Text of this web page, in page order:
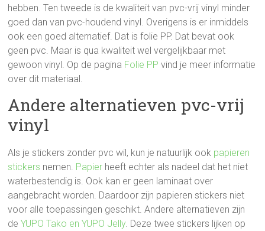
hebben. Ten tweede is de kwaliteit van pvc-vrij vinyl minder
goed dan van pvc-houdend vinyl. Overigens is er inmiddels
ook een goed alternatief. Dat is folie PP. Dat bevat ook
geen pvc. Maar is qua kwaliteit wel vergelijkbaar met
gewoon vinyl. Op de pagina Folie PP vind je meer informatie
over dit materiaal.
Andere alternatieven pvc-vrij
vinyl
Als je stickers zonder pvc wil, kun je natuurlijk ook papieren
stickers nemen. Papier heeft echter als nadeel dat het niet
waterbestendig is. Ook kan er geen laminaat over
aangebracht worden. Daardoor zijn papieren stickers niet
voor alle toepassingen geschikt. Andere alternatieven zijn
deYUPO Tako en YUPO Jelly. Deze twee stickers lijken op